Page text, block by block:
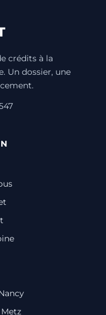
crédits à la
Un dossier, une